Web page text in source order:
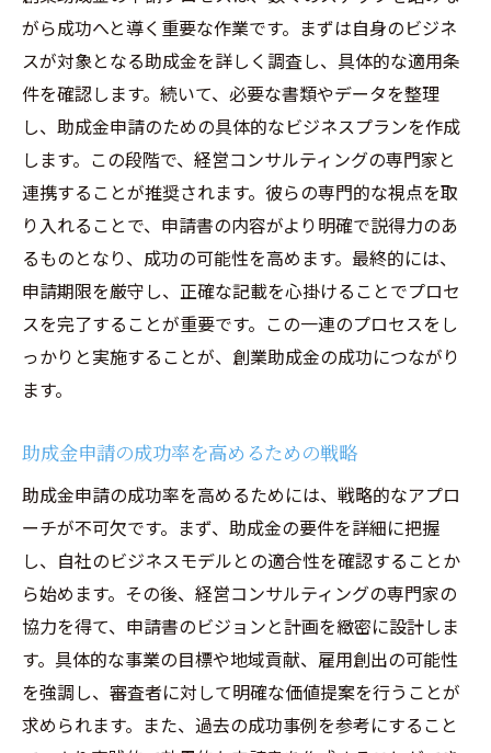
資金不安に対するコンサルティングの具体
的な解決策
創業期の資金運用と経営コンサルティング
の役割
助成金以外の資金調達手段を活用するコン
サルティング
資金不安を軽減するための事業計画策定支
援
助成金獲得後の成長戦略経営コンサルティング
の活用法
へのアプローチ
市場拡大と助成金の効果的な使い方
助成金獲得後に直面する課題とその解決策
コンサルタントが提案する成長加速の戦略
助成金を活用した企業価値向上の手法
ビジネスの成功率を高める経営コンサルティン
グと助成金の相乗効果
助成金と経営コンサルティングの相乗効果
によるビジネス成功
がら成功へと導く重要な作業です。まずは自身のビジネ
スが対象となる助成金を詳しく調査し、具体的な適用条
件を確認します。続いて、必要な書類やデータを整理
し、助成金申請のための具体的なビジネスプランを作成
します。この段階で、経営コンサルティングの専門家と
連携することが推奨されます。彼らの専門的な視点を取
り入れることで、申請書の内容がより明確で説得力のあ
るものとなり、成功の可能性を高めます。最終的には、
申請期限を厳守し、正確な記載を心掛けることでプロセ
スを完了することが重要です。この一連のプロセスをし
っかりと実施することが、創業助成金の成功につながり
ます。
助成金申請の成功率を高めるための戦略
助成金申請の成功率を高めるためには、戦略的なアプロ
ーチが不可欠です。まず、助成金の要件を詳細に把握
し、自社のビジネスモデルとの適合性を確認することか
ら始めます。その後、経営コンサルティングの専門家の
協力を得て、申請書のビジョンと計画を緻密に設計しま
す。具体的な事業の目標や地域貢献、雇用創出の可能性
を強調し、審査者に対して明確な価値提案を行うことが
求められます。また、過去の成功事例を参考にすること